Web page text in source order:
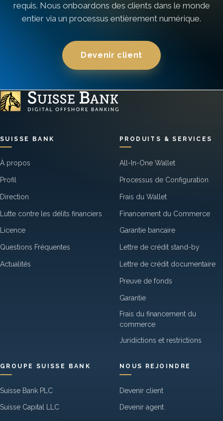
requis. Nous onboardons des clients dans le monde
entier via un processus entièrement numérique.
Devenir client
SUISSE BANK
À propos
Profil
Direction
Lutte contre les délits financiers
Licence
Questions Fréquentes
Actualités
PRODUITS & SERVICES
All-In-One Wallet
Processus de Configuration
Frais du Wallet
Financement du Commerce
Garantie bancaire
Lettre de crédit stand-by
Lettre de crédit documentaire
Preuve de fonds
Garantie
Frais du financement du
commerce
Juridictions et restrictions
GROUPE SUISSE BANK
Suisse Bank PLC
Suisse Capital LLC
NOUS REJOINDRE
Devenir client
Devenir agent